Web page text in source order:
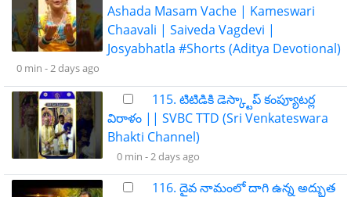
Ashada Masam Vache | Kameswari
Chaavali | Saiveda Vagdevi |
Josyabhatla #Shorts (Aditya Devotional)
0 min -2 days ago
115. ​​టిటిడికి డెస్క్టాప్ కంప్యూటర్ల
విరాళం || SVBC TTD (Sri Venkateswara
Bhakti Channel)
0 min -2 days ago
116. దైవ నామంలో దాగి ఉన్న అద్భుత